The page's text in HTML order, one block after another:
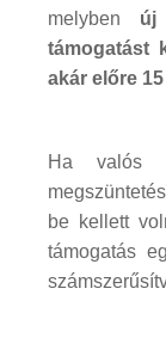
melyben új
támogatást
akár előre
Ha valós
be kellett
támogatás